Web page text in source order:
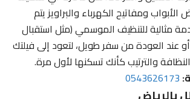
ومفاتيح الكهرباء والبراويز يتم
مثالية للتنظيف الموسمي (مثل استقبال
عند العودة من سفر طويل، لتعود إلى فيلتك
والترتيب كأنك تسكنها لأول مرة.